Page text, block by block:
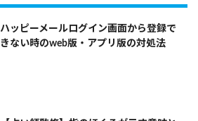
ハッピーメールログイン画面から登録で
きない時のweb版・アプリ版の対処法